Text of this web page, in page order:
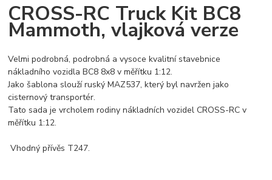
CROSS-RC Truck Kit BC8
Mammoth, vlajková verze
Velmi podrobná, podrobná a vysoce kvalitní stavebnice
nákladního vozidla BC8 8x8 v měřítku 1:12.
Jako šablona slouží ruský MAZ537, který byl navržen jako
cisternový transportér.
Tato sada je vrcholem rodiny nákladních vozidel CROSS-RC v
měřítku 1:12.
Vhodný přívěs T247.